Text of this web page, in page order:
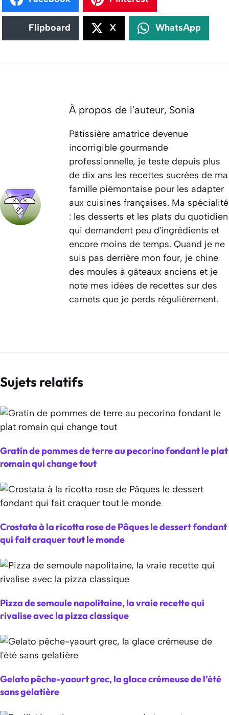
Flipboard X WhatsApp
À propos de l'auteur, Sonia
Pâtissière amatrice devenue
incorrigible gourmande
professionnelle, je teste depuis plus
de dix ans les recettes sucrées de ma
famille piémontaise pour les adapter
aux cuisines françaises. Ma spécialité
: les desserts et les plats du quotidien
qui demandent peu d'ingrédients et
encore moins de temps. Quand je ne
suis pas derrière mon four, je chine
des moules à gâteaux anciens et je
note mes idées de recettes sur des
carnets que je perds régulièrement.
Sujets relatifs
Gratin de pommes de terre au pecorino fondant le plat
romain qui change tout
Crostata à la ricotta rose de Pâques le dessert fondant
qui fait craquer tout le monde
Pizza de semoule napolitaine, la vraie recette qui
rivalise avec la pizza classique
Gelato pêche-yaourt grec, la glace crémeuse de l’été
sans gelatière